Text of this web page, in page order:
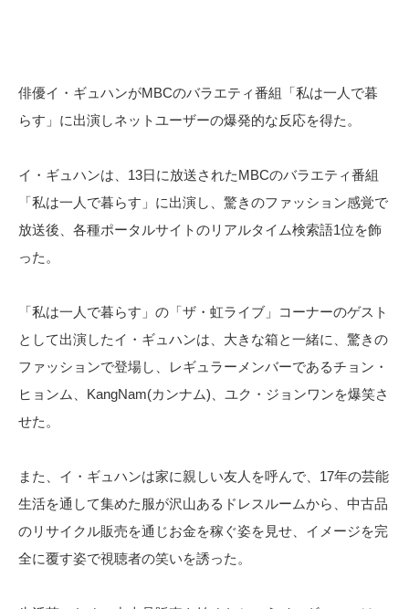
俳優イ・ギュハンがMBCのバラエティ番組「私は一人で暮
らす」に出演しネットユーザーの爆発的な反応を得た。
イ・ギュハンは、13日に放送されたMBCのバラエティ番組
「私は一人で暮らす」に出演し、驚きのファッション感覚で
放送後、各種ポータルサイトのリアルタイム検索語1位を飾
った。
「私は一人で暮らす」の「ザ・虹ライブ」コーナーのゲスト
として出演したイ・ギュハンは、大きな箱と一緒に、驚きの
ファッションで登場し、レギュラーメンバーであるチョン・
ヒョンム、KangNam(カンナム)、ユク・ジョンワンを爆笑さ
せた。
また、イ・ギュハンは家に親しい友人を呼んで、17年の芸能
生活を通して集めた服が沢山あるドレスルームから、中古品
のリサイクル販売を通じお金を稼ぐ姿を見せ、イメージを完
全に覆す姿で視聴者の笑いを誘った。